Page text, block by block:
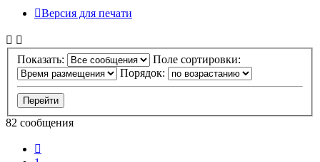
Версия для печати
Показать:
Поле сортировки:
Порядок:
82 сообщения